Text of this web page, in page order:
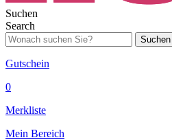
Suchen
Search
Suchen
Gutschein
0
Merkliste
Mein Bereich